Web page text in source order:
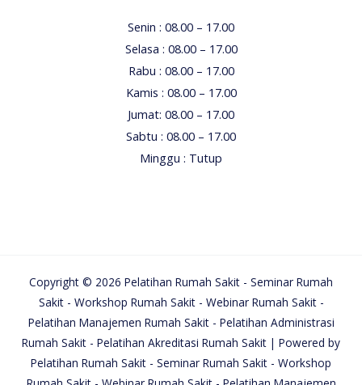
Senin : 08.00 – 17.00
Selasa : 08.00 – 17.00
Rabu : 08.00 – 17.00
Kamis : 08.00 – 17.00
Jumat: 08.00 – 17.00
Sabtu : 08.00 – 17.00
Minggu : Tutup
Copyright © 2026 Pelatihan Rumah Sakit - Seminar Rumah
Sakit - Workshop Rumah Sakit - Webinar Rumah Sakit -
Pelatihan Manajemen Rumah Sakit - Pelatihan Administrasi
Rumah Sakit - Pelatihan Akreditasi Rumah Sakit | Powered by
Pelatihan Rumah Sakit - Seminar Rumah Sakit - Workshop